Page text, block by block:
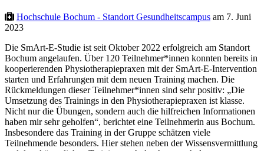
Hochschule Bochum - Standort Gesundheitscampus am 7. Juni
2023
Die SmArt-E-Studie ist seit Oktober 2022 erfolgreich am Standort
Bochum angelaufen. Über 120 Teilnehmer*innen konnten bereits in
kooperierenden Physiotherapiepraxen mit der SmArt-E-Intervention
starten und Erfahrungen mit dem neuen Training machen. Die
Rückmeldungen dieser Teilnehmer*innen sind sehr positiv: „Die
Umsetzung des Trainings in den Physiotherapiepraxen ist klasse.
Nicht nur die Übungen, sondern auch die hilfreichen Informationen
haben mir sehr geholfen“, berichtet eine Teilnehmerin aus Bochum.
Insbesondere das Training in der Gruppe schätzen viele
Teilnehmende besonders. Hier stehen neben der Wissensvermittlung